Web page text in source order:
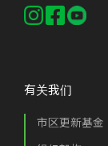
有关我们
市区更新基金